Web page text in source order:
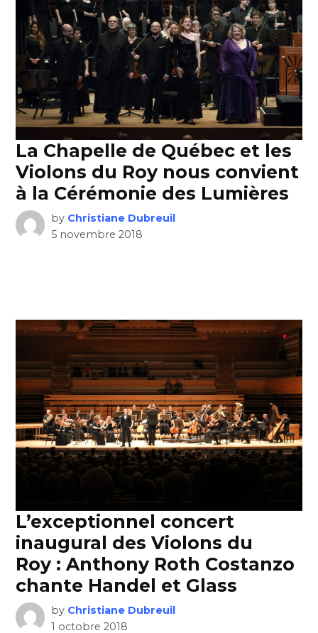
La Chapelle de Québec et les
Violons du Roy nous convient
à la Cérémonie des Lumières
by Christiane Dubreuil
5 novembre 2018
L’exceptionnel concert
inaugural des Violons du
Roy : Anthony Roth Costanzo
chante Handel et Glass
by Christiane Dubreuil
1 octobre 2018